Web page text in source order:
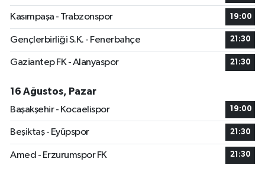
Kasımpaşa - Trabzonspor 19:00
Gençlerbirliği S.K. - Fenerbahçe 21:30
Gaziantep FK - Alanyaspor 21:30
16 Ağustos, Pazar
Başakşehir - Kocaelispor
19:00
Beşiktaş - Eyüpspor 21:30
Amed - Erzurumspor FK 21:30